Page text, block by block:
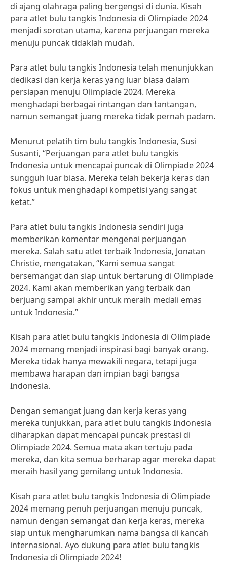
di ajang olahraga paling bergengsi di dunia. Kisah
para atlet bulu tangkis Indonesia di Olimpiade 2024
menjadi sorotan utama, karena perjuangan mereka
menuju puncak tidaklah mudah.
Para atlet bulu tangkis Indonesia telah menunjukkan
dedikasi dan kerja keras yang luar biasa dalam
persiapan menuju Olimpiade 2024. Mereka
menghadapi berbagai rintangan dan tantangan,
namun semangat juang mereka tidak pernah padam.
Menurut pelatih tim bulu tangkis Indonesia, Susi
Susanti, “Perjuangan para atlet bulu tangkis
Indonesia untuk mencapai puncak di Olimpiade 2024
sungguh luar biasa. Mereka telah bekerja keras dan
fokus untuk menghadapi kompetisi yang sangat
ketat.”
Para atlet bulu tangkis Indonesia sendiri juga
memberikan komentar mengenai perjuangan
mereka. Salah satu atlet terbaik Indonesia, Jonatan
Christie, mengatakan, “Kami semua sangat
bersemangat dan siap untuk bertarung di Olimpiade
2024. Kami akan memberikan yang terbaik dan
berjuang sampai akhir untuk meraih medali emas
untuk Indonesia.”
Kisah para atlet bulu tangkis Indonesia di Olimpiade
2024 memang menjadi inspirasi bagi banyak orang.
Mereka tidak hanya mewakili negara, tetapi juga
membawa harapan dan impian bagi bangsa
Indonesia.
Dengan semangat juang dan kerja keras yang
mereka tunjukkan, para atlet bulu tangkis Indonesia
diharapkan dapat mencapai puncak prestasi di
Olimpiade 2024. Semua mata akan tertuju pada
mereka, dan kita semua berharap agar mereka dapat
meraih hasil yang gemilang untuk Indonesia.
Kisah para atlet bulu tangkis Indonesia di Olimpiade
2024 memang penuh perjuangan menuju puncak,
namun dengan semangat dan kerja keras, mereka
siap untuk mengharumkan nama bangsa di kancah
internasional. Ayo dukung para atlet bulu tangkis
Indonesia di Olimpiade 2024!